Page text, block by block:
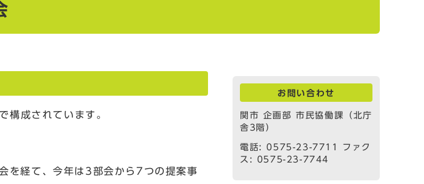
成されています。
を経て、今年は3部会から7つの提案事
お問い合わせ
関市 企画部 市民協働課（北庁
舎3階）
電話: 0575-23-7711 ファク
ス: 0575-23-7744